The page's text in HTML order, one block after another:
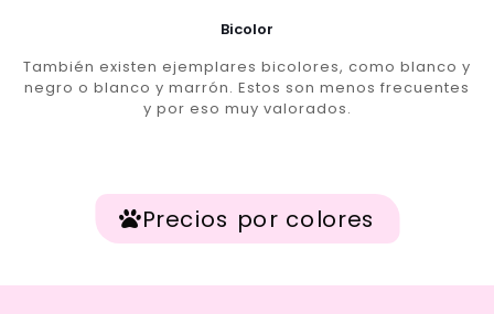
Bicolor
También existen ejemplares bicolores, como blanco y
negro o blanco y marrón. Estos son menos frecuentes
y por eso muy valorados.
Precios por colores